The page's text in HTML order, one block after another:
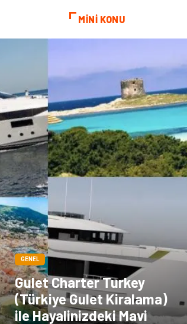
MİNİ KONU
GENEL
Gulet Charter Turkey
(Türkiye Gulet Kiralama)
ile Hayalinizdeki Mavi